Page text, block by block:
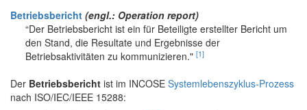
Betriebsbericht (engl.: Operation report)
“Der Betriebsbericht ist ein für Beteiligte erstellter Bericht um
den Stand, die Resultate und Ergebnisse der
Betriebsaktivitäten zu kommunizieren."[1]
Der Betriebsbericht ist im INCOSE Systemlebenszyklus-Prozess
nach ISO/IEC/IEEE 15288: